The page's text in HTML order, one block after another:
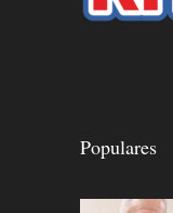
Populares